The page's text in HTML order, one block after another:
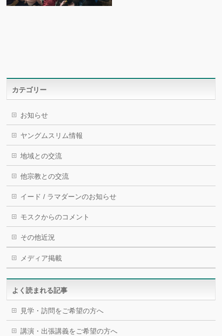
カテゴリー
お知らせ
ヤングムスリム情報
地域との交流
他宗教との交流
イード / ラマダーンのお知らせ
モスクからのコメント
その他近況
メディア掲載
よく読まれる記事
見学・訪問をご希望の方へ
講演・出張講義をご希望の方へ